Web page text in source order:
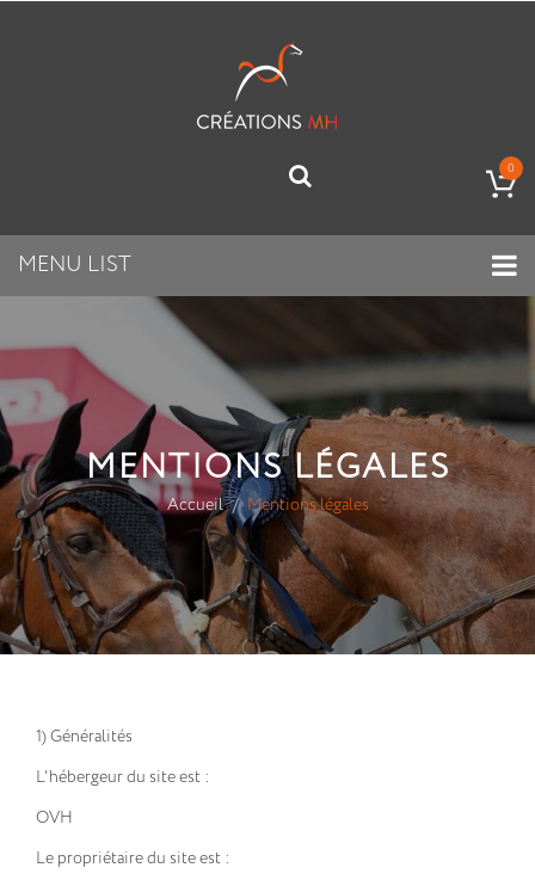
0
MENU LIST
MENTIONS LÉGALES
Accueil Mentions légales
1) Généralités
L'hébergeur du site est :
OVH
Le propriétaire du site est :